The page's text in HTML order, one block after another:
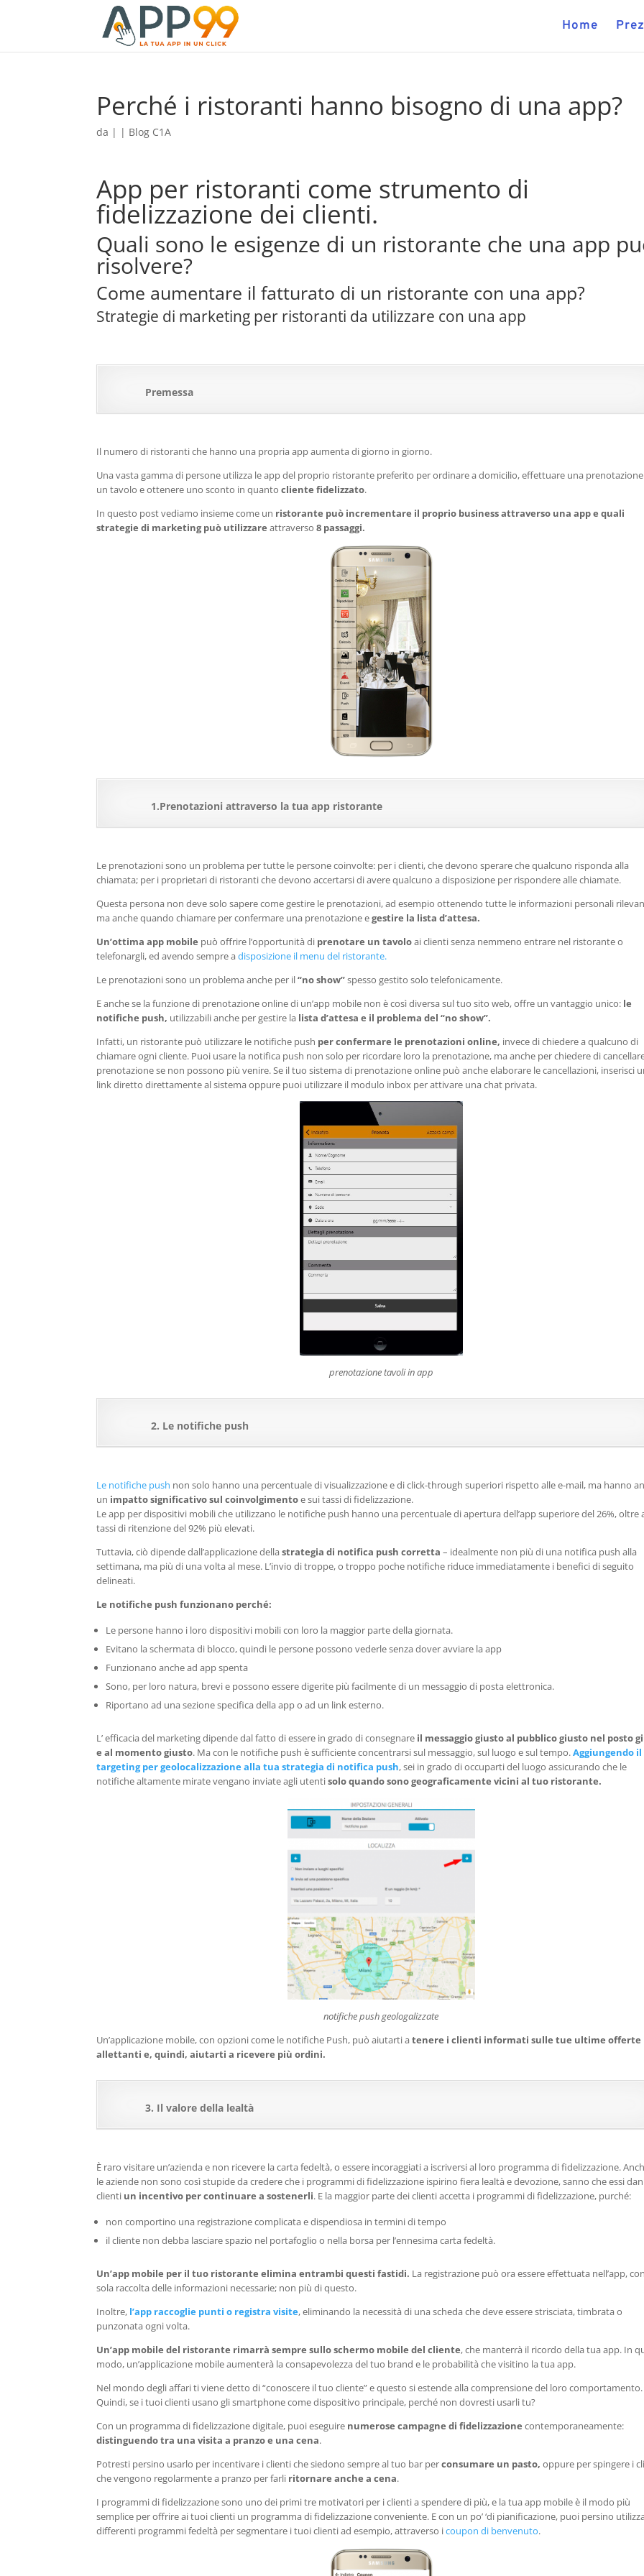
Home
Perché i ristoranti hanno bisogno di una app?
da | | Blog C1A
App per ristoranti come strumento di
fidelizzazione dei clienti.
Quali sono le esigenze di un ristorante che una app
risolvere?
Come aumentare il fatturato di un ristorante con una app?
Strategie di marketing per ristoranti da utilizzare con una app
Premessa
Il numero di ristoranti che hanno una propria app aumenta di giorno in giorno.
Una vasta gamma di persone utilizza le app del proprio ristorante preferito per ordinare a domicilio, effettuare una
un tavolo e ottenere uno sconto in quantocliente fidelizzato.
In questo post vediamo insieme come un ristorante può incrementare il proprio business attraverso una app e quali
strategie di marketing può utilizzare attraverso8 passaggi.
1.Prenotazioni attraverso la tua app ristorante
Le prenotazioni sono un problema per tutte le persone coinvolte: per i clienti, che devono sperare che qualcuno risponda alla
chiamata; per i proprietari di ristoranti che devono accertarsi di avere qualcuno a disposizione per rispondere alle chiamate.
Questa persona non deve solo sapere come gestire le prenotazioni, ad esempio ottenendo tutte le informazioni personali
ma anche quando chiamare per confermare una prenotazione egestire la lista d’attesa.
Un’ottima app mobile può offrire l’opportunità di prenotare un tavoloai clienti senza nemmeno entrare nel ristorante o
telefonargli, ed avendo sempre adisposizione il menu del ristorante.
Le prenotazioni sono un problema anche per il“no show”spesso gestito solo telefonicamente.
E anche se la funzione di prenotazione online di un’app mobile non è così diversa sul tuo sito web, offre un vantaggio unico: le
notifiche push, utilizzabili anche per gestire la lista d’attesa e il problema del “no show”.
Infatti, un ristorante può utilizzare le notifiche push per confermare le prenotazioni online, invece di chiedere a qualcuno di
chiamare ogni cliente. Puoi usare la notifica push non solo per ricordare loro la prenotazione, ma anche per chiedere di
prenotazione se non possono più venire. Se il tuo sistema di prenotazione online può anche elaborare le cancellazioni, inserisci
link diretto direttamente al sistema oppure puoi utilizzare il modulo inbox per attivare una chat privata.
prenotazione tavoli in app
2. Le notifiche push
Le notifiche push non solo hanno una percentuale di visualizzazione e di click-through superiori rispetto alle e-mail, ma hanno
un impatto significativo sul coinvolgimentoe sui tassi di fidelizzazione.
Le app per dispositivi mobili che utilizzano le notifiche push hanno una percentuale di apertura dell’app superiore del 26%, oltre
tassi di ritenzione del 92% più elevati.
Tuttavia, ciò dipende dall’applicazione dellastrategia di notifica push corretta – idealmente non più di una notifica push alla
settimana, ma più di una volta al mese. L’invio di troppe, o troppo poche notifiche riduce immediatamente i benefici di seguito
delineati.
Le notifiche push funzionano perché:
Le persone hanno i loro dispositivi mobili con loro la maggior parte della giornata.
Evitano la schermata di blocco, quindi le persone possono vederle senza dover avviare la app
Funzionano anche ad app spenta
Sono, per loro natura, brevi e possono essere digerite più facilmente di un messaggio di posta elettronica.
Riportano ad una sezione specifica della app o ad un link esterno.
L’ efficacia del marketing dipende dal fatto di essere in grado di consegnare il messaggio giusto al pubblico giusto nel posto
e al momento giusto. Ma con le notifiche push è sufficiente concentrarsi sul messaggio, sul luogo e sul tempo.Aggiungendo il
targeting per geolocalizzazione alla tua strategia di notifica push, sei in grado di occuparti del luogo assicurando che le
notifiche altamente mirate vengano inviate agli utentisolo quando sono geograficamente vicini al tuo ristorante.
notifiche push geologalizzate
Un’applicazione mobile, con opzioni come le notifiche Push, può aiutarti atenere i clienti informati sulle tue ultime offerte
allettanti e, quindi, aiutarti a ricevere più ordini.
3. Il valore della lealtà
È raro visitare un’azienda e non ricevere la carta fedeltà, o essere incoraggiati a iscriversi al loro programma di fidelizzazione.
le aziende non sono così stupide da credere che i programmi di fidelizzazione ispirino fiera lealtà e devozione, sanno che essi
clienti un incentivo per continuare a sostenerli. E la maggior parte dei clienti accetta i programmi di fidelizzazione, purché:
non comportino una registrazione complicata e dispendiosa in termini di tempo
il cliente non debba lasciare spazio nel portafoglio o nella borsa per l’ennesima carta fedeltà.
Un’app mobile per il tuo ristorante elimina entrambi questi fastidi. La registrazione può ora essere effettuata nell’app,
sola raccolta delle informazioni necessarie; non più di questo.
Inoltre, l’app raccoglie punti o registra visite, eliminando la necessità di una scheda che deve essere strisciata, timbrata o
punzonata ogni volta.
Un’app mobile del ristorante rimarrà sempre sullo schermo mobile del cliente, che manterrà il ricordo della tua app. In
modo, un’applicazione mobile aumenterà la consapevolezza del tuo brand e le probabilità che visitino la tua app.
Nel mondo degli affari ti viene detto di “conoscere il tuo cliente” e questo si estende alla comprensione del loro comportamento.
Quindi, se i tuoi clienti usano gli smartphone come dispositivo principale, perché non dovresti usarli tu?
Con un programma di fidelizzazione digitale, puoi eseguire numerose campagne di fidelizzazione contemporaneamente:
distinguendo tra una visita a pranzo e una cena.
Potresti persino usarlo per incentivare i clienti che siedono sempre al tuo bar perconsumare un pasto, oppure per spingere i
che vengono regolarmente a pranzo per farli ritornare anche a cena.
I programmi di fidelizzazione sono uno dei primi tre motivatori per i clienti a spendere di più, e la tua app mobile è il modo più
semplice per offrire ai tuoi clienti un programma di fidelizzazione conveniente. E con un po’ ‘di pianificazione, puoi persino
differenti programmi fedeltà per segmentare i tuoi clienti ad esempio, attraverso icoupon di benvenuto.